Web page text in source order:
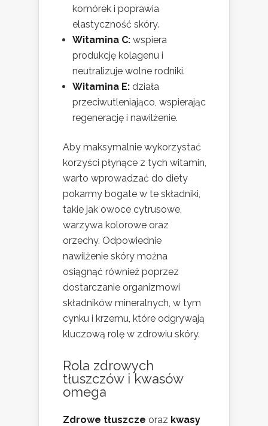
komórek i poprawia
elastyczność skóry.
Witamina C: wspiera
produkcję kolagenu i
neutralizuje wolne rodniki.
Witamina E: działa
przeciwutleniająco, wspierając
regenerację i nawilżenie.
Aby maksymalnie wykorzystać
korzyści płynące z tych witamin,
warto wprowadzać do diety
pokarmy bogate w te składniki,
takie jak owoce cytrusowe,
warzywa kolorowe oraz
orzechy. Odpowiednie
nawilżenie skóry można
osiągnąć również poprzez
dostarczanie organizmowi
składników mineralnych, w tym
cynku i krzemu, które odgrywają
kluczową rolę w zdrowiu skóry.
Rola zdrowych
tłuszczów i kwasów
omega
Zdrowe tłuszcze oraz kwasy